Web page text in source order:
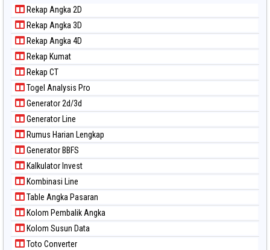
Paito Warna Magnum Cambodia
Paito Warna Nagoya
Paito Warna New York Midday
Paito Warna North Carolina Day
Paito Warna Pcso
Paito Warna Pennsylvania Day
Paito Warna Sao Paulo
Paito Warna Singapore
Paito Warna Sydney
Paito Warna Sydney Lottery
Paito Warna Sydney Lottery 6d
Paito Warna Sydney Lotto
Paito Warna Sydney Pools 6d
Paito Warna Taipei
Paito Warna Taiwan
Rekap Angka 2D
Rekap Angka 3D
Rekap Angka 4D
Rekap Kumat
Rekap CT
Togel Analysis Pro
Generator 2d/3d
Generator Line
Rumus Harian Lengkap
Generator BBFS
Kalkulator Invest
Kombinasi Line
Table Angka Pasaran
Kolom Pembalik Angka
Kolom Susun Data
Toto Converter